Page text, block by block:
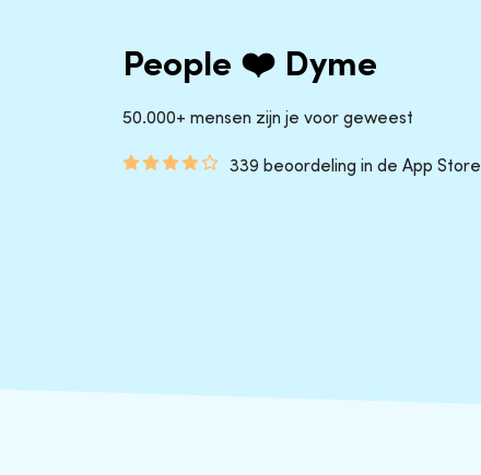
People ❤️ Dyme
50.000+ mensen zijn je voor geweest
339 beoordeling in de App Store